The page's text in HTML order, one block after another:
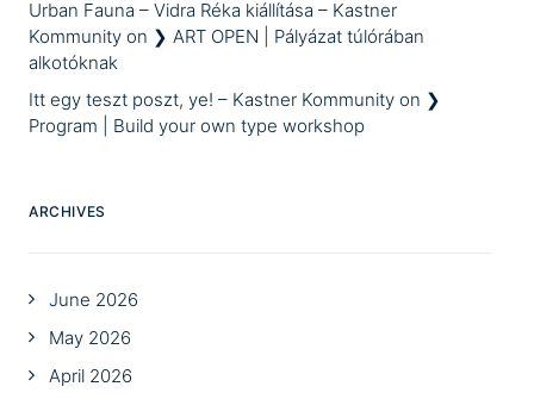
Urban Fauna – Vidra Réka kiállítása – Kastner
Kommunity on ❯ ART OPEN | Pályázat túlórában
alkotóknak
Itt egy teszt poszt, ye! – Kastner Kommunity on ❯
Program | Build your own type workshop
ARCHIVES
June 2026
May 2026
April 2026